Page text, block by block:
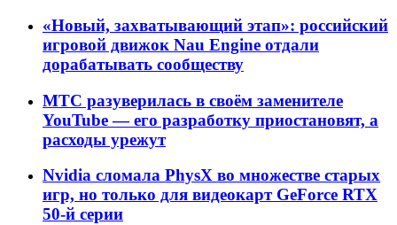
«Новый, захватывающий этап»: российский
игровой движок Nau Engine отдали
дорабатывать сообществу
МТС разуверилась в своём заменителе
YouTube — его разработку приостановят, а
расходы урежут
Nvidia сломала PhysX во множестве старых
игр, но только для видеокарт GeForce RTX
50-й серии